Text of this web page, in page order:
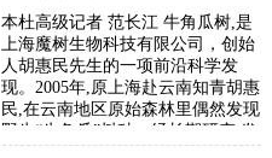
本杜高级记者 范长江 牛角瓜树,是
上海魔树生物科技有限公司，创始
人胡惠民先生的一项前沿科学发
现。2005年,原上海赴云南知青胡惠
民,在云南地区原始森林里偶然发现
野生“牛角瓜”树种。经长期研究,发